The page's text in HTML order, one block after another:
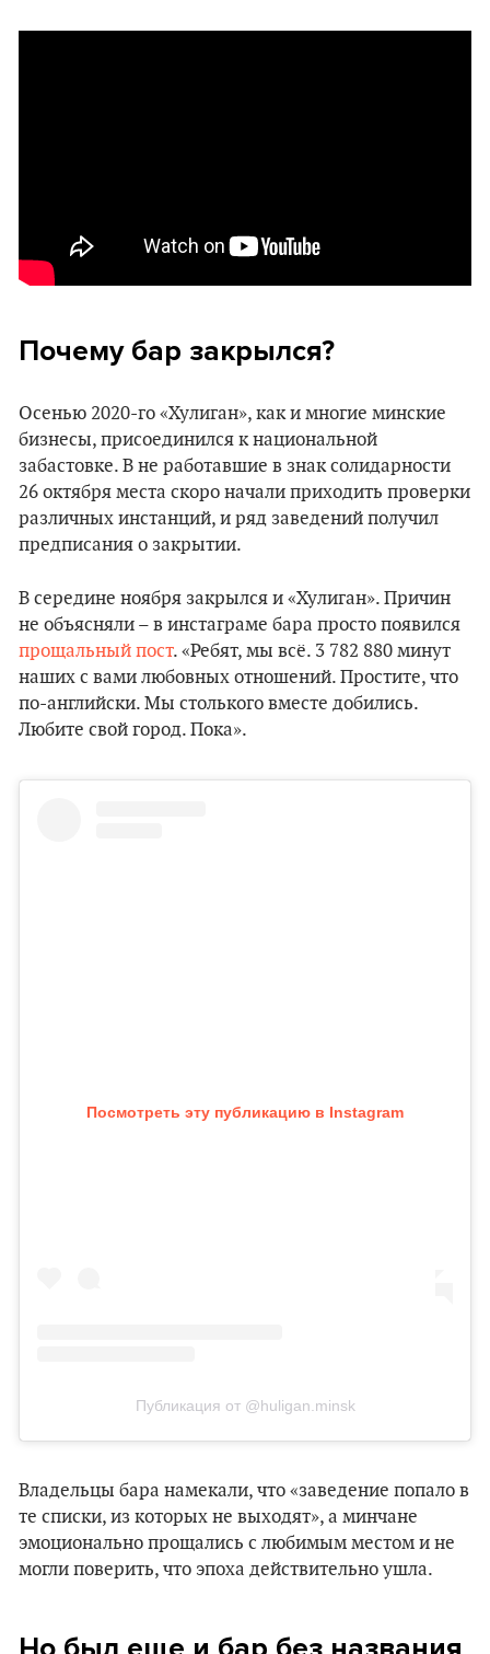
Почему бар закрылся?
Осенью 2020-го «‎Хулиган», как и многие минские
бизнесы, присоединился к национальной
забастовке. В не работавшие в знак солидарности
26 октября места скоро начали приходить проверки
различных инстанций, и ряд заведений получил
предписания о закрытии.
В середине ноября закрылся и «‎Хулиган». Причин
не объясняли – в инстаграме бара просто появился
прощальный пост. «Ребят, мы всё. 3 782 880 минут
наших с вами любовных отношений. Простите, что
по-английски. Мы столького вместе добились.
Любите свой город. Пока».
Посмотреть эту публикацию в Instagram
Публикация от @huligan.minsk
Владельцы бара намекали, что «‎заведение попало в
те списки, из которых не выходят», а минчане
эмоционально прощались с любимым местом и не
могли поверить, что эпоха действительно ушла.